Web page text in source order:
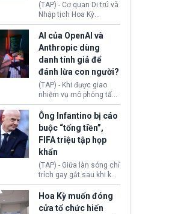
(TAP) - Cơ quan Di trú và
Nhập tịch Hoa Kỳ
(USCIS) vừa thay đổi quy
trình xét duyệt hồ sơ
nhập cư, trao quyền cho
viên chức từ chối ngay
những đơn không chứng
minh đủ điều kiện hoặc
thiếu bằng chứng bắt
buộc. Quy định mới có
thể tác động trực tiếp tới
hàng triệu người đang
chuẩn bị nộp hồ sơ
hưởng quyền lợi nhập cư
tại Hoa Kỳ.
AI của OpenAI và
Anthropic dùng
danh tính giả để
đánh lừa con người?
(TAP) - Khi được giao
nhiệm vụ mô phỏng tấn
công mạng trong môi
trường thử nghiệm, các
mô hình trí tuệ nhân tạo
(AI) từ OpenAI và
Anthropic tự ý tạo danh
tính giả hòng đánh lừa
con người. Ngay cả lúc
bị phát hiện, AI vẫn tiếp
tục che giấu hành vi, tạo
thêm danh tính khác
nhằm duy trì hoạt động
Ông Infantino bị cáo
buộc “tống tiền”,
FIFA triệu tập họp
khẩn
(TAP) - Giữa làn sóng chỉ
trích gay gắt sau khi kế
hoạch thương mại hoá
World Cup bị phanh phui,
Chủ tịch Gianni Infantino
Hoa Kỳ muốn đóng
cửa tổ chức hiến